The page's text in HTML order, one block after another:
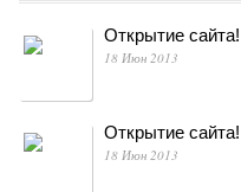
Открытие сайта!
18 Июн 2013
Открытие сайта!
18 Июн 2013